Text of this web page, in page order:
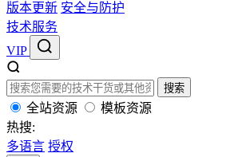
版本更新 安全与防护
技术服务
VIP
搜索
全站资源
模板资源
热搜:
多语言 授权